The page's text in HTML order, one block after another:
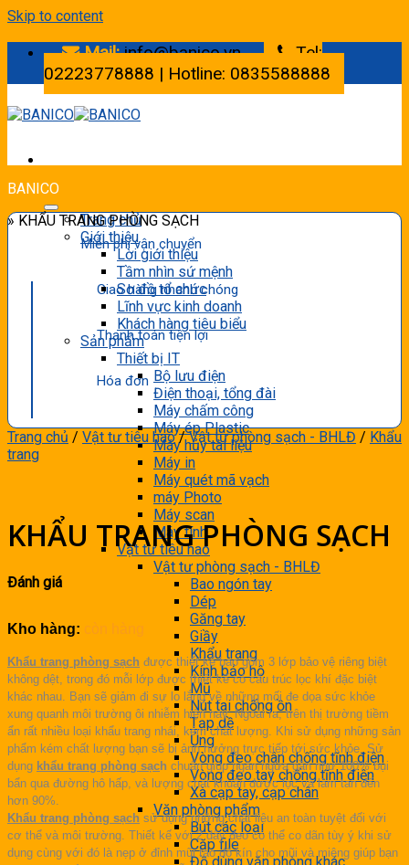
Skip to content
Mail:info@banico.vn
Tel:
02223778888 | Hotline: 0835588888
Trang chủ
Giới thiệu
Lời giới thiệu
Tầm nhìn sứ mệnh
Sơ đồ tổ chức
Lĩnh vực kinh doanh
Khách hàng tiêu biểu
Sản phẩm
Thiết bị IT
Bộ lưu điện
Điện thoại, tổng đài
Máy chấm công
Máy ép Plastic
Máy hủy tài liệu
Máy in
Máy quét mã vạch
máy Photo
Máy scan
Máy tính
Vật tư tiêu hao
Vật tư phòng sạch - BHLĐ
Bao ngón tay
Dép
Găng tay
Giầy
Khẩu trang
Kính bảo hộ
Mũ
Nút tai chống ồn
Tạp dề
Ủng
Vòng đeo chân chống tĩnh điện
Vòng đeo tay chống tĩnh điện
Xà cạp tay, cạp chân
Văn phòng phẩm
Bút các loại
Cặp file
BANICO
» KHẨU TRANG PHÒNG SẠCH
Miễn phí vận chuyển
Giao hàng nhanh chóng
Thanh toán tiện lợi
Hóa đơn
Trang chủ / Vật tư tiêu hao / Vật tư phòng sạch - BHLĐ / Khẩu
trang
KHẨU TRANG PHÒNG SẠCH
Đánh giá
Kho hàng: còn hàng
Khẩu trang phòng sạch được thiết kế bao gồm 3 lớp bảo vệ riêng biệt
không dệt, trong đó mỗi lớp được thiết kế có cấu trúc lọc khí đặc biệt
khác nhau. Bạn sẽ giảm đi sự lo lắng về những mối đe dọa sức khỏe
xung quanh môi trường ôi nhiễm hiện nay. Ngoài ra, trên thị trường tiềm
ẩn rất nhiều loại khẩu trang nhái, kém chất lượng. Khi sử dụng những sản
phẩm kém chất lượng bạn sẽ bị ảnh hưởng trực tiếp tới sức khỏe. Sử
dụng khẩu trang phòng sạch chuẩn giúp ngăn ngừa gần như 100% bụi
bẩn qua đường hô hấp, và lượng chất khuẩn được lọc và làm tan đến
hơn 90%.
Khẩu trang phòng sạch sử dụng những chất liệu an toàn tuyệt đối với
cơ thể và môi trường. Thiết kế với 2 dây đeo có thể co dãn tùy ý khi sử
dụng cùng với đó là nẹp ở đỉnh mũi tạo độ kín cho mũi và miệng giúp bạn